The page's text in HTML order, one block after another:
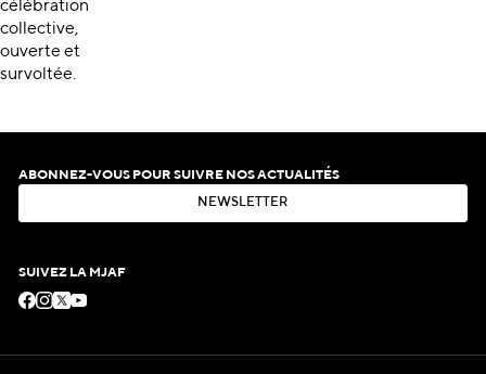
célébration
collective,
ouverte et
survoltée.
ABONNEZ-VOUS POUR SUIVRE NOS ACTUALITÉS
N EWSLE ER
SUIVEZ LA MJAF